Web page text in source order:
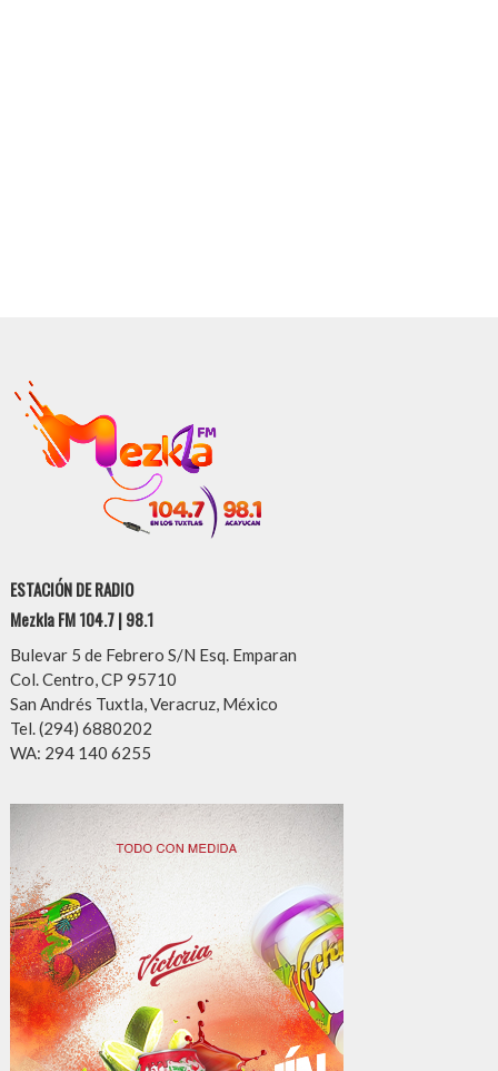
ESTACIÓN DE RADIO
Mezkla FM 104.7 | 98.1
Bulevar 5 de Febrero S/N Esq. Emparan
Col. Centro, CP 95710
San Andrés Tuxtla, Veracruz, México
Tel. (294) 6880202
WA: 294 140 6255